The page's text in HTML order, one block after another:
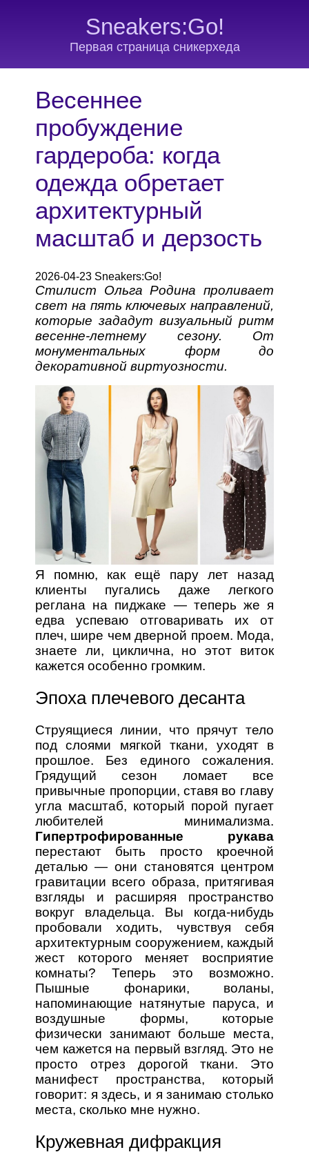
Sneakers:Go!
Первая страница сникерхеда
Весеннее
пробуждение
гардероба: когда
одежда обретает
архитектурный
масштаб и дерзость
2026-04-23 Sneakers:Go!
Стилист Ольга Родина проливает
свет на пять ключевых направлений,
которые зададут визуальный ритм
весенне-летнему сезону. От
монументальных форм до
декоративной виртуозности.
Я помню, как ещё пару лет назад
клиенты пугались даже легкого
реглана на пиджаке — теперь же я
едва успеваю отговаривать их от
плеч, шире чем дверной проем. Мода,
знаете ли, циклична, но этот виток
кажется особенно громким.
Эпоха плечевого десанта
Струящиеся линии, что прячут тело
под слоями мягкой ткани, уходят в
прошлое. Без единого сожаления.
Грядущий сезон ломает все
привычные пропорции, ставя во главу
угла масштаб, который порой пугает
любителей минимализма.
Гипертрофированные рукава
перестают быть просто кроечной
деталью — они становятся центром
гравитации всего образа, притягивая
взгляды и расширяя пространство
вокруг владельца. Вы когда-нибудь
пробовали ходить, чувствуя себя
архитектурным сооружением, каждый
жест которого меняет восприятие
комнаты? Теперь это возможно.
Пышные фонарики, воланы,
напоминающие натянутые паруса, и
воздушные формы, которые
физически занимают больше места,
чем кажется на первый взгляд. Это не
просто отрез дорогой ткани. Это
манифест пространства, который
говорит: я здесь, и я занимаю столько
места, сколько мне нужно.
Кружевная дифракция